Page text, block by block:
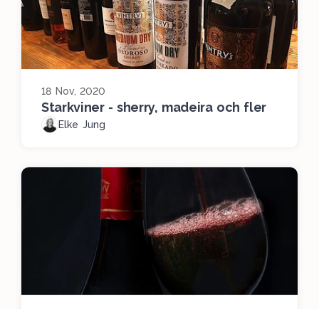
18 Nov, 2020
Starkviner - sherry, madeira och fler
Elke Jung